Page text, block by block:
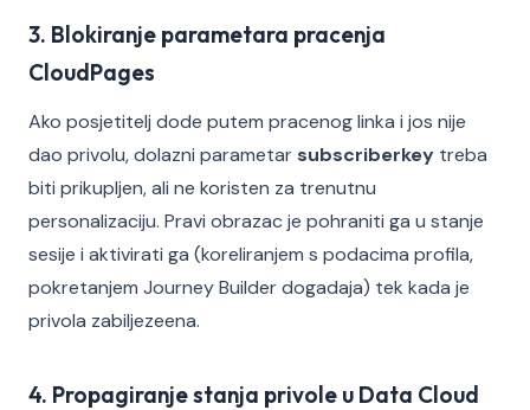
3. Blokiranje parametara pracenja
CloudPages
Ako posjetitelj dode putem pracenog linka i jos nije
dao privolu, dolazni parametarsubscriberkey treba
biti prikupljen, ali ne koristen za trenutnu
personalizaciju. Pravi obrazac je pohraniti ga u stanje
sesije i aktivirati ga (koreliranjem s podacima profila,
pokretanjem Journey Builder dogadaja) tek kada je
privola zabiljezeena.
4. Propagiranje stanja privole u Data Cloud